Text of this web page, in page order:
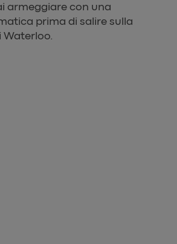
armeggiare con una
prima di salire sulla